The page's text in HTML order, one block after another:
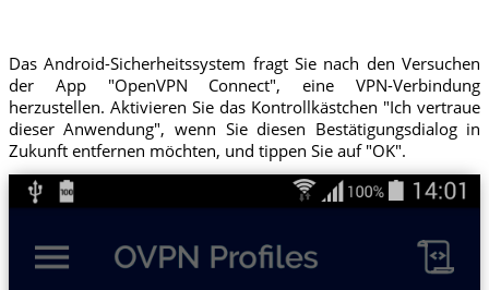
Das Android-Sicherheitssystem fragt Sie nach den Versuchen
der App "OpenVPN Connect", eine VPN-Verbindung
herzustellen. Aktivieren Sie das Kontrollkästchen "Ich vertraue
dieser Anwendung", wenn Sie diesen Bestätigungsdialog in
Zukunft entfernen möchten, und tippen Sie auf "OK".